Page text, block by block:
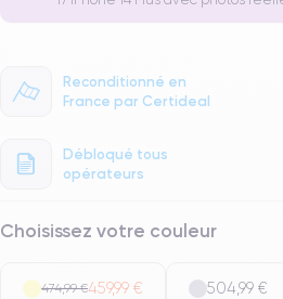
Reconditionné en
France par Certideal
Débloqué tous
opérateurs
Choisissez votre couleur
474,99 €459,99 € 504,99 €